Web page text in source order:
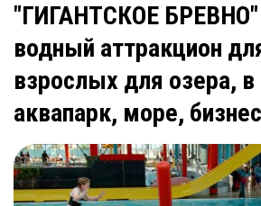
"ГИГАНТСКОЕ БРЕВНО"
водный аттракцион
взрослых для озера, в
аквапарк, море,